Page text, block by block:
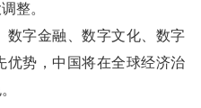
整。
数字金融、数字文化、数字
优势，中国将在全球经济治